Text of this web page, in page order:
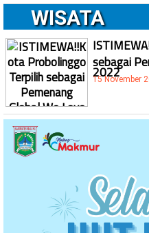
WISATA
sebagai
2022
15 November